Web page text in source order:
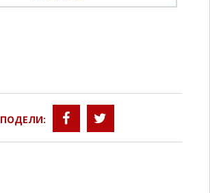
ПОДЕЛИ: